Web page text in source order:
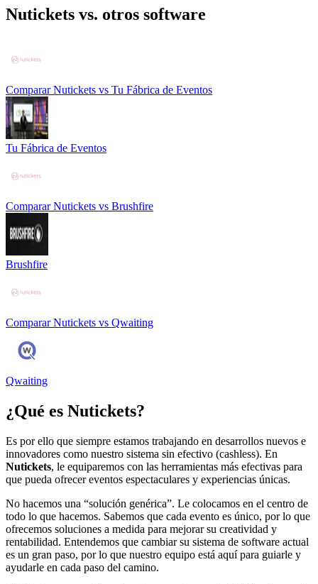
Nutickets vs. otros software
Comparar Nutickets vs Tu Fábrica de Eventos
Tu Fábrica de Eventos
Comparar Nutickets vs Brushfire
Brushfire
Comparar Nutickets vs Qwaiting
Qwaiting
¿Qué es Nutickets?
Es por ello que siempre estamos trabajando en desarrollos nuevos e
innovadores como nuestro sistema sin efectivo (cashless). En
Nutickets, le equiparemos con las herramientas más efectivas para
que pueda ofrecer eventos espectaculares y experiencias únicas.
No hacemos una “solución genérica”. Le colocamos en el centro de
todo lo que hacemos. Sabemos que cada evento es único, por lo que
ofrecemos soluciones a medida para mejorar su creatividad y
rentabilidad. Entendemos que cambiar su sistema de software actual
es un gran paso, por lo que nuestro equipo está aquí para guiarle y
ayudarle en cada paso del camino.